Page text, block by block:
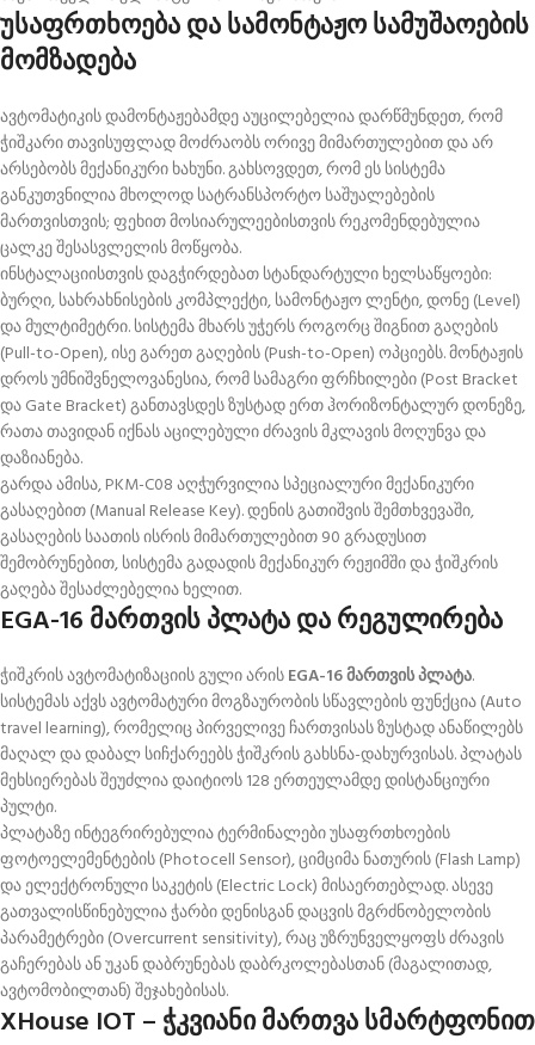
უსაფრთხოება და სამონტაჟო სამუშაოების
მომზადება
ავტომატიკის დამონტაჟებამდე აუცილებელია დარწმუნდეთ, რომ
ჭიშკარი თავისუფლად მოძრაობს ორივე მიმართულებით და არ
არსებობს მექანიკური ხახუნი. გახსოვდეთ, რომ ეს სისტემა
განკუთვნილია მხოლოდ სატრანსპორტო საშუალებების
მართვისთვის; ფეხით მოსიარულეებისთვის რეკომენდებულია
ცალკე შესასვლელის მოწყობა.
ინსტალაციისთვის დაგჭირდებათ სტანდარტული ხელსაწყოები:
ბურღი, სახრახნისების კომპლექტი, სამონტაჟო ლენტი, დონე (Level)
და მულტიმეტრი. სისტემა მხარს უჭერს როგორც შიგნით გაღების
(Pull-to-Open), ისე გარეთ გაღების (Push-to-Open) ოპციებს. მონტაჟის
დროს უმნიშვნელოვანესია, რომ სამაგრი ფრჩხილები (Post Bracket
და Gate Bracket) განთავსდეს ზუსტად ერთ ჰორიზონტალურ დონეზე,
რათა თავიდან იქნას აცილებული ძრავის მკლავის მოღუნვა და
დაზიანება.
გარდა ამისა, PKM-C08 აღჭურვილია სპეციალური მექანიკური
გასაღებით (Manual Release Key). დენის გათიშვის შემთხვევაში,
გასაღების საათის ისრის მიმართულებით 90 გრადუსით
შემობრუნებით, სისტემა გადადის მექანიკურ რეჟიმში და ჭიშკრის
გაღება შესაძლებელია ხელით.
EGA-16 მართვის პლატა და რეგულირება
ჭიშკრის ავტომატიზაციის გული არისEGA-16 მართვის პლატა.
სისტემას აქვს ავტომატური მოგზაურობის სწავლების ფუნქცია (Auto
travel learning), რომელიც პირველივე ჩართვისას ზუსტად ანაწილებს
მაღალ და დაბალ სიჩქარეებს ჭიშკრის გახსნა-დახურვისას. პლატას
მეხსიერებას შეუძლია დაიტიოს 128 ერთეულამდე დისტანციური
პულტი.
პლატაზე ინტეგრირებულია ტერმინალები უსაფრთხოების
ფოტოელემენტების (Photocell Sensor), ციმციმა ნათურის (Flash Lamp)
და ელექტრონული საკეტის (Electric Lock) მისაერთებლად. ასევე
გათვალისწინებულია ჭარბი დენისგან დაცვის მგრძნობელობის
პარამეტრები (Overcurrent sensitivity), რაც უზრუნველყოფს ძრავის
გაჩერებას ან უკან დაბრუნებას დაბრკოლებასთან (მაგალითად,
ავტომობილთან) შეჯახებისას.
XHouse IOT – ჭკვიანი მართვა სმარტფონით